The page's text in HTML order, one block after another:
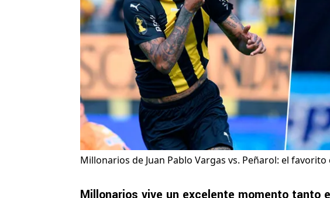
Millonarios de Juan Pablo Vargas vs. Peñarol: el favorito